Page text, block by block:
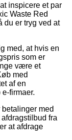
inspicere et par
Waste Red
du er tryg ved at
med, at hvis en
som er
være et
med
af en
firmaer.
med
fra
at afdrage